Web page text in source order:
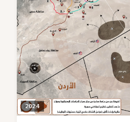
2024